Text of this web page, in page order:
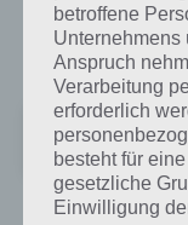
Den ASTRO File
unter folgenden Link:
Preis:
Besitzt du ein Apple
betroffene
Unternehmens
Anspruch
Verarbeitung
erforderlich
besteht für
gesetzliche
Einwilligung